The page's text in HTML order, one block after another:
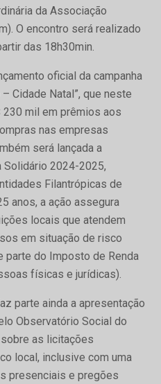
da Associação
O encontro será realizado
das 18h30min.
oficial da campanha
Cidade Natal”, que neste
230 mil em prêmios aos
nas empresas
será lançada a
Solidário 2024-2025,
Filantrópicas de
anos, a ação assegura
locais que atendem
em situação de risco
parte do Imposto de Renda
físicas e jurídicas).
parte ainda a apresentação
Observatório Social do
as licitações
local, inclusive com uma
presenciais e pregões